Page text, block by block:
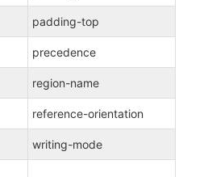
padding-top
precedence
region-name
reference-orientation
writing-mode